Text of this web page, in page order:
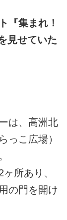
『集まれ！
見せていた
は、高洲北
っこ広場）
所あり、
の門を開け